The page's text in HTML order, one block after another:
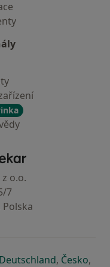
- Hlavní stránka
o.o.
7
Polska
záložce
v nové záložce
otevře v nové záložce
Deutschlandse otevře v
, Českose
,